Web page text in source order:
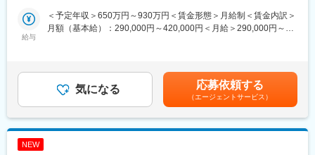
要件定義化 → 開発チームへの連携
タスクの主体的な回収・推進（ほぼ一人称で推進）
メンバー：3名
※少数精鋭で個人の裁量が大きく、小規模施策・改善は個人裁量で
力にSEIKOブランドの高付加価値腕時計を世界各国で販売してい
ます。
ーケティングを統括・推進しています。宣伝販促部の全体強化を
図っていくため、増員募集を行います。
給与
＜予定年収＞650万円～930万円＜賃金形態＞月給制＜賃金内訳＞
月額（基本給）：290,000円～420,000円＜月給＞290,000円～
近月間部署平均20時間/人）賃金はあくまでも目安の金額であり、
選考を通じて上下する可能性があります。月給(月額)は固定手当を
含めた表記です。
気になる 応募依頼する
（エージェントサービス）
NEW